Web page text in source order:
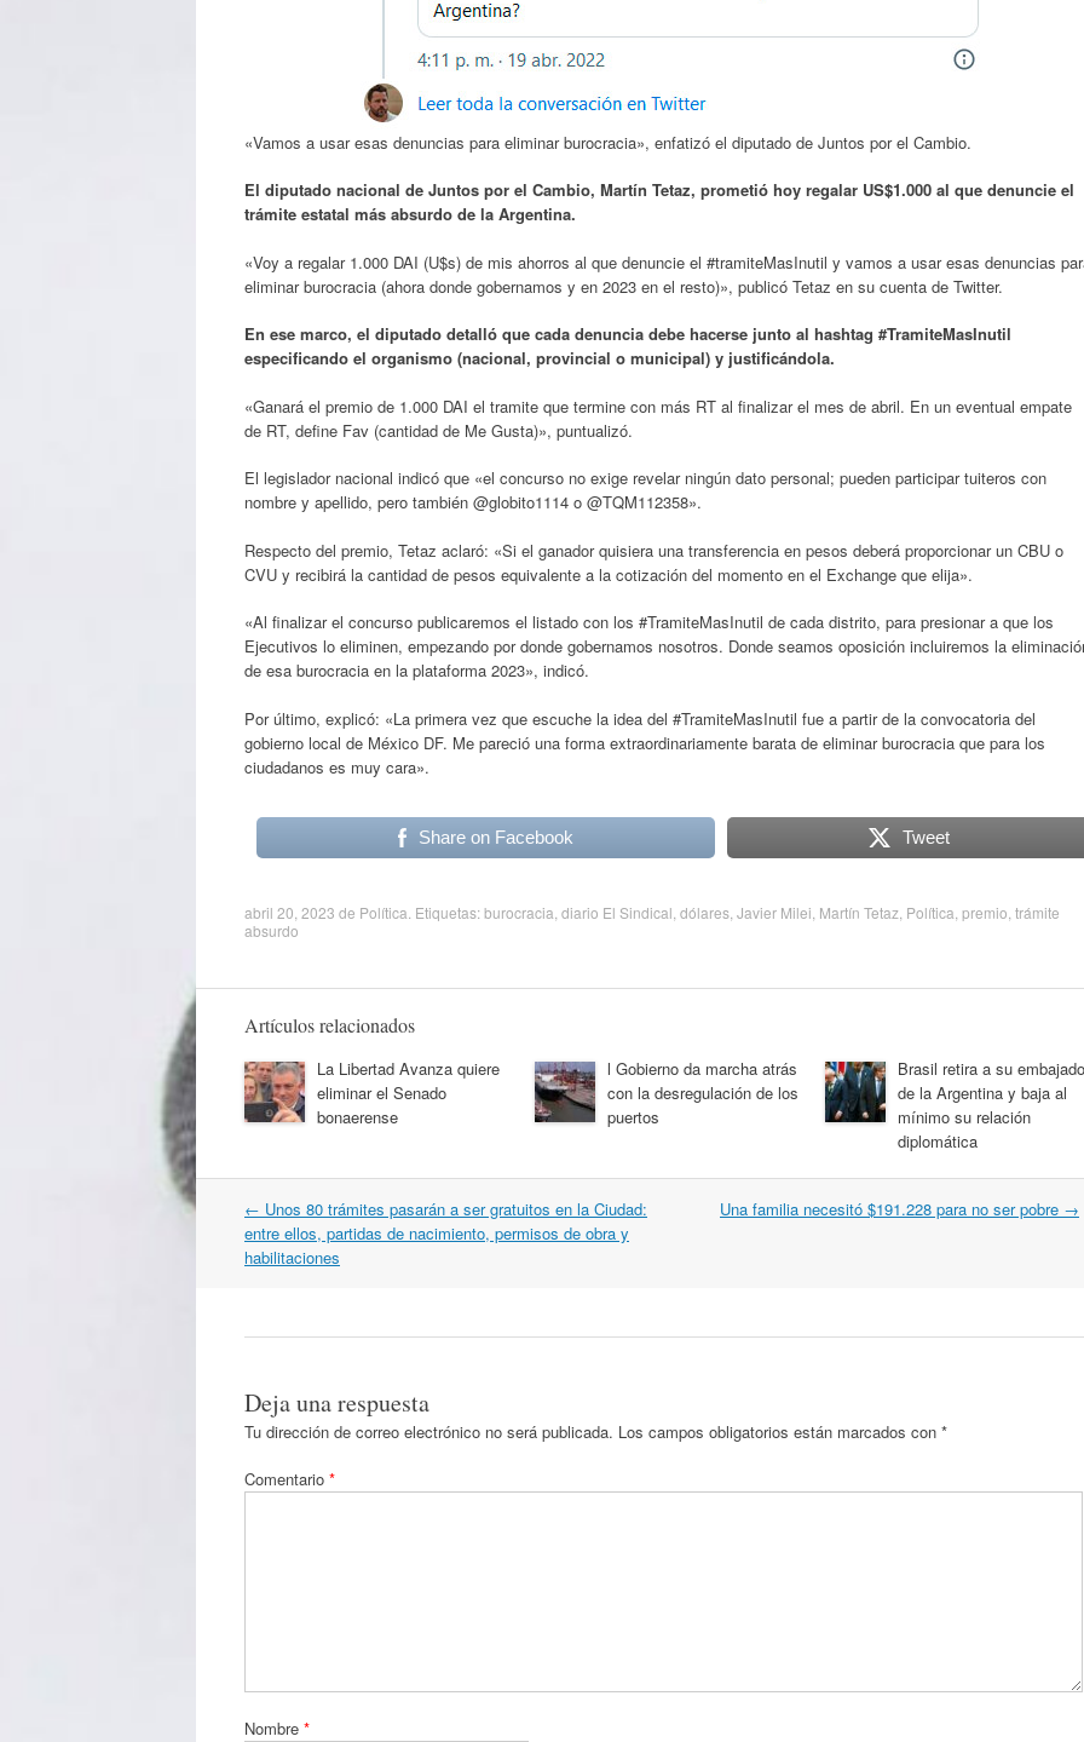
«Vamos a usar esas denuncias para eliminar burocracia», enfatizó el diputado de Juntos por el Cambio.
El diputado nacional de Juntos por el Cambio, Martín Tetaz, prometió hoy regalar US$1.000 al que denuncie el
trámite estatal más absurdo de la Argentina.
«Voy a regalar 1.000 DAI (U$s) de mis ahorros al que denuncie el #tramiteMasInutil y vamos a usar esas denuncias
eliminar burocracia (ahora donde gobernamos y en 2023 en el resto)», publicó Tetaz en su cuenta de Twitter.
En ese marco, el diputado detalló que cada denuncia debe hacerse junto al hashtag #TramiteMasInutil
especificando el organismo (nacional, provincial o municipal) y justificándola.
«Ganará el premio de 1.000 DAI el tramite que termine con más RT al finalizar el mes de abril. En un eventual empate
de RT, define Fav (cantidad de Me Gusta)», puntualizó.
El legislador nacional indicó que «el concurso no exige revelar ningún dato personal; pueden participar tuiteros con
nombre y apellido, pero también @globito1114 o @TQM112358».
Respecto del premio, Tetaz aclaró: «Si el ganador quisiera una transferencia en pesos deberá proporcionar un CBU o
CVU y recibirá la cantidad de pesos equivalente a la cotización del momento en el Exchange que elija».
«Al finalizar el concurso publicaremos el listado con los #TramiteMasInutil de cada distrito, para presionar a que los
Ejecutivos lo eliminen, empezando por donde gobernamos nosotros. Donde seamos oposición incluiremos la
de esa burocracia en la plataforma 2023», indicó.
Por último, explicó: «La primera vez que escuche la idea del #TramiteMasInutil fue a partir de la convocatoria del
gobierno local de México DF. Me pareció una forma extraordinariamente barata de eliminar burocracia que para los
ciudadanos es muy cara».
Share on Facebook Tweet
abril 20, 2023 de Política . Etiquetas:burocracia diario El Sindical dólares Javier Milei Martín Tetaz Política premio trámite
absurdo
Artículos relacionados
La Libertad Avanza quiere
eliminar el Senado
bonaerense
l Gobierno da marcha atrás
con la desregulación de los
puertos
Brasil retira a su
de la Argentina y baja al
mínimo su relación
diplomática
Navegación
por
artículos
← Unos 80 trámites pasarán a ser gratuitos en la Ciudad:
entre ellos, partidas de nacimiento, permisos de obra y
habilitaciones
Una familia necesitó $191.228 para no ser pobre →
Deja una respuesta
Tu dirección de correo electrónico no será publicada. Los campos obligatorios están marcados con *
Comentario *
Nombre *